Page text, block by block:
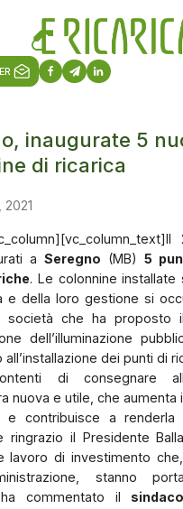
inaugurate 5
di ricarica
aSeregno (MB) 5
. Le colonnine
e della loro gestione si
società che ha proposto
dell’illuminazione
dei punti di
di consegnare
nuova e utile, che aumenta
e contribuisce a renderla
ringrazio il Presidente
lavoro di investimento
stanno
commentato il